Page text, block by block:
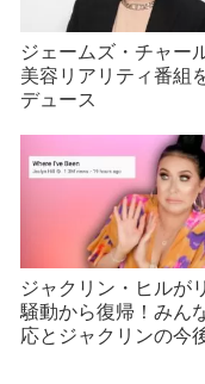
ジェームズ・チャー
美容リアリティ番組
デュース
ジャクリン・ヒルが
騒動から復帰！みん
応とジャクリンの今